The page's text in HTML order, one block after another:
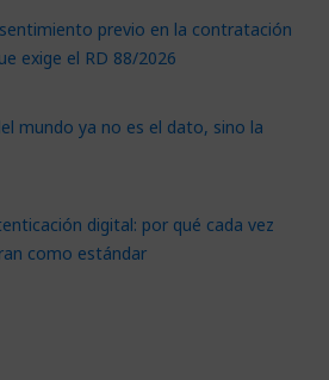
previo en la contratación
exige el RD 88/2026
mundo ya no es el dato, sino la
digital: por qué cada vez
como estándar